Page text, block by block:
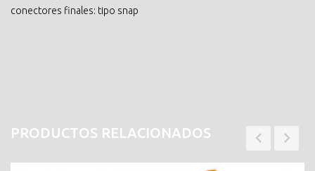
conectores finales: tipo snap
PRODUCTOS RELACIONADOS